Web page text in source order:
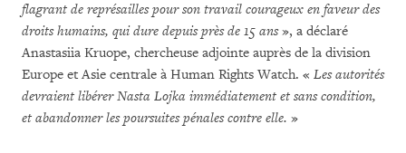
flagrant de représailles pour son travail courageux en faveur des
droits humains, qui dure depuis près de 15 ans», a déclaré
Anastasiia Kruope, chercheuse adjointe auprès de la division
Europe et Asie centrale à Human Rights Watch. « Les autorités
devraient libérer Nasta Lojka immédiatement et sans condition,
et abandonner les poursuites pénales contre elle. »